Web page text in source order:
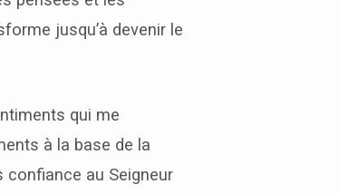
jusqu’à devenir le
qui me
à la base de la
au Seigneur